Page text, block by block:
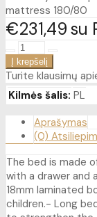
mattress 180/80
€231 49su
Turite klausimų
Kilmės šalis: PL
Aprašymas
(0)
The bed is made
with a drawer and
18mm laminated
children.- Long